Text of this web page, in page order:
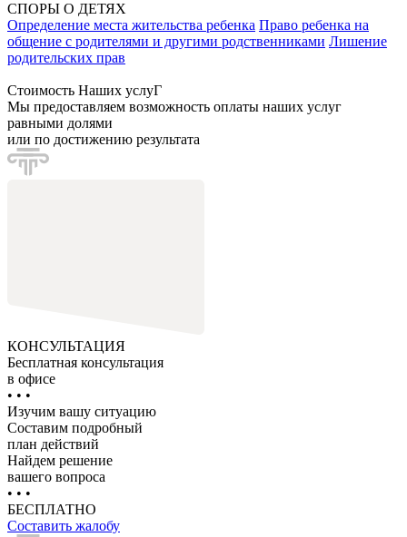
СПОРЫ О ДЕТЯХ
Определение места жительства ребенка Право ребенка на
общение с родителями и другими родственниками Лишение
родительских прав
Стоимость Наших услуГ
Мы предоставляем возможность оплаты наших услуг
равными долями
или по достижению результата
КОНСУЛЬТАЦИЯ
Бесплатная консультация
в офисе
• • •
Изучим вашу ситуацию
Составим подробный
план действий
Найдем решение
вашего вопроса
• • •
БЕСПЛАТНО
Составить жалобу